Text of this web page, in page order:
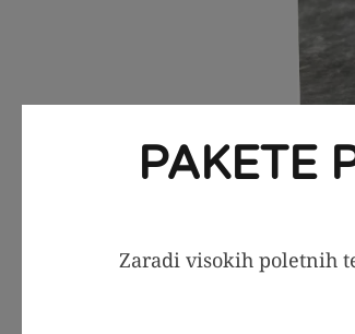
PAKETE
Zaradi visokih poletnih